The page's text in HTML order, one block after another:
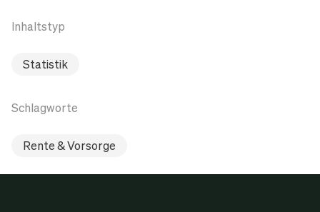
Inhaltstyp
Statistik
Schlagworte
Rente & Vorsorge